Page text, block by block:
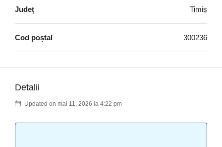
Județ Timiș
Cod poștal 300236
Detalii
Updated on mai 11, 2026 la 4:22 pm